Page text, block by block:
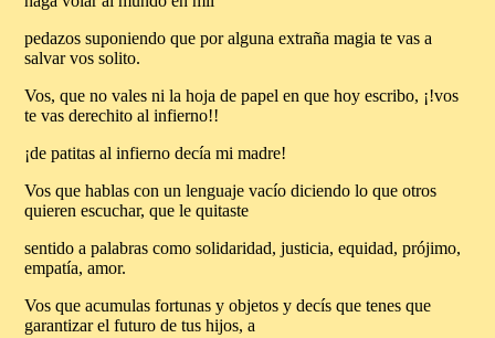
pedazos suponiendo que por alguna extraña magia te vas a
salvar vos solito.
Vos, que no vales ni la hoja de papel en que hoy escribo, ¡!vos
te vas derechito al infierno!!
¡de patitas al infierno decía mi madre!
Vos que hablas con un lenguaje vacío diciendo lo que otros
quieren escuchar, que le quitaste
sentido a palabras como solidaridad, justicia, equidad, prójimo,
empatía, amor.
Vos que acumulas fortunas y objetos y decís que tenes que
garantizar el futuro de tus hijos, a